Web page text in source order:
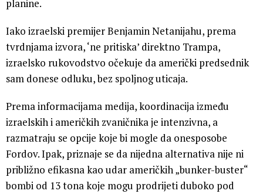
planine.
Iako izraelski premijer Benjamin Netanijahu, prema
tvrdnjama izvora, ‘ne pritiska’ direktno Trampa,
izraelsko rukovodstvo očekuje da američki predsednik
sam donese odluku, bez spoljnog uticaja.
Prema informacijama medija, koordinacija između
izraelskih i američkih zvaničnika je intenzivna, a
razmatraju se opcije koje bi mogle da onesposobe
Fordov. Ipak, priznaje se da nijedna alternativa nije ni
približno efikasna kao udar američkih „bunker-buster“
bombi od 13 tona koje mogu prodrijeti duboko pod